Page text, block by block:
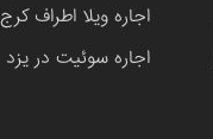
اجاره ویلا اطراف کرج
اجاره سوئیت در یزد